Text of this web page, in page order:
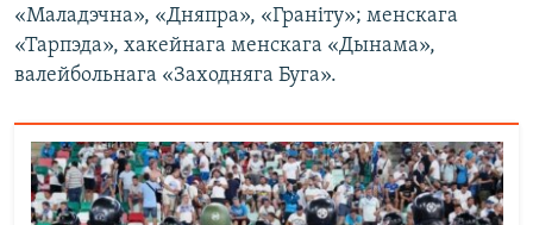
«Маладэчна», «Дняпра», «Граніту»; менскага
«Тарпэда», хакейнага менскага «Дынама»,
валейбольнага «Заходняга Буга».